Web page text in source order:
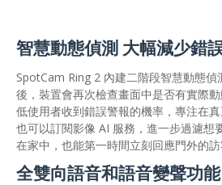
智慧動態偵測 大幅減少錯
SpotCam Ring 2 內建二階段智慧動態偵
後，裝置會再次檢查畫面中是否有實際
低使用者收到錯誤警報的機率，專注在
也可以訂閱影像 AI 服務，進一步過濾想
在家中，也能第一時間立刻回應門外的訪
全雙向語音和語音變聲功能